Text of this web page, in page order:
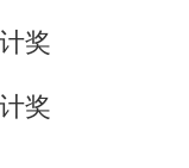
奖
奖